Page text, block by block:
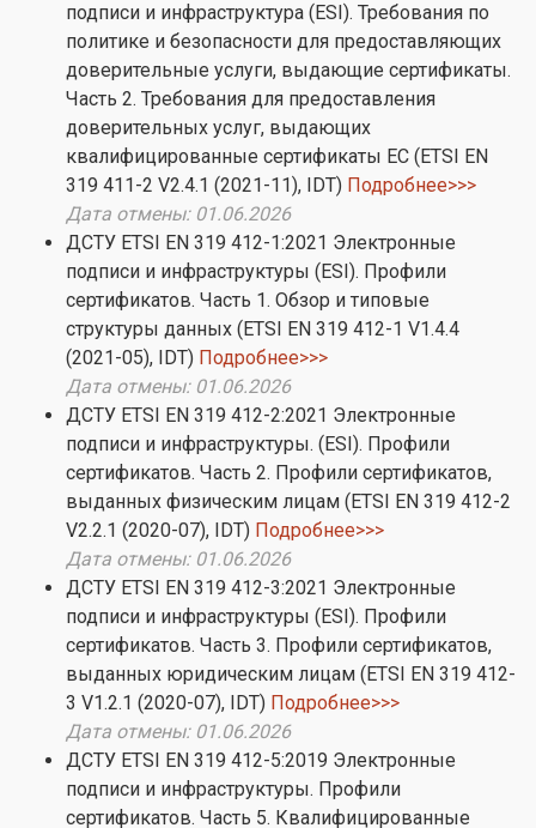
подписи и инфраструктура (ESI). Требования по
политике и безопасности для предоставляющих
доверительные услуги, выдающие сертификаты.
Часть 2. Требования для предоставления
доверительных услуг, выдающих
квалифицированные сертификаты ЕС (ETSI EN
319 411-2 V2.4.1 (2021-11), IDT) Подробнее>>>
Дата отмены: 01.06.2026
ДСТУ ETSI EN 319 412-1:2021 Электронные
подписи и инфраструктуры (ESI). Профили
сертификатов. Часть 1. Обзор и типовые
структуры данных (ETSI EN 319 412-1 V1.4.4
(2021-05), IDT) Подробнее>>>
Дата отмены: 01.06.2026
ДСТУ ETSI EN 319 412-2:2021 Электронные
подписи и инфраструктуры. (ESI). Профили
сертификатов. Часть 2. Профили сертификатов,
выданных физическим лицам (ETSI EN 319 412-2
V2.2.1 (2020-07), IDT) Подробнее>>>
Дата отмены: 01.06.2026
ДСТУ ETSI EN 319 412-3:2021 Электронные
подписи и инфраструктуры (ESI). Профили
сертификатов. Часть 3. Профили сертификатов,
выданных юридическим лицам (ETSI EN 319 412-
3 V1.2.1 (2020-07), IDT) Подробнее>>>
Дата отмены: 01.06.2026
ДСТУ ETSI EN 319 412-5:2019 Электронные
подписи и инфраструктуры. Профили
сертификатов. Часть 5. Квалифицированные